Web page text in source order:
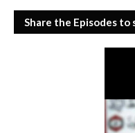
Share the Episodes